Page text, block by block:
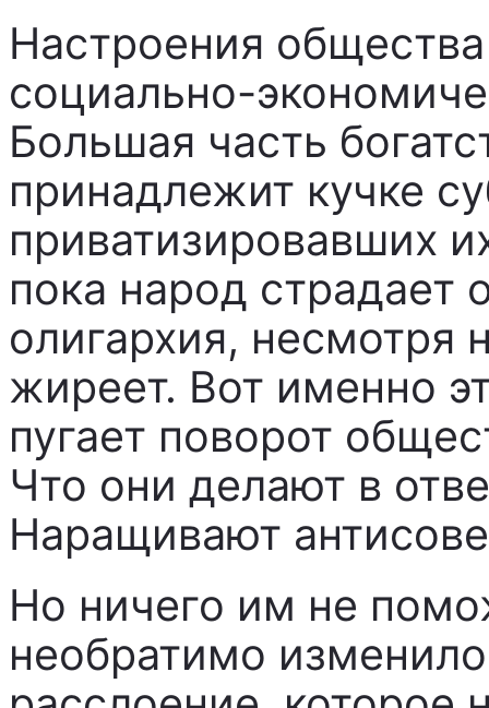
Настроения
социально-
Большая часть
принадлежит кучке
приватизировавших
пока народ страдает
олигархия, несмотря
жиреет. Вот именно
пугает поворот
Что они делают в
Наращивают
Но ничего им не
необратимо